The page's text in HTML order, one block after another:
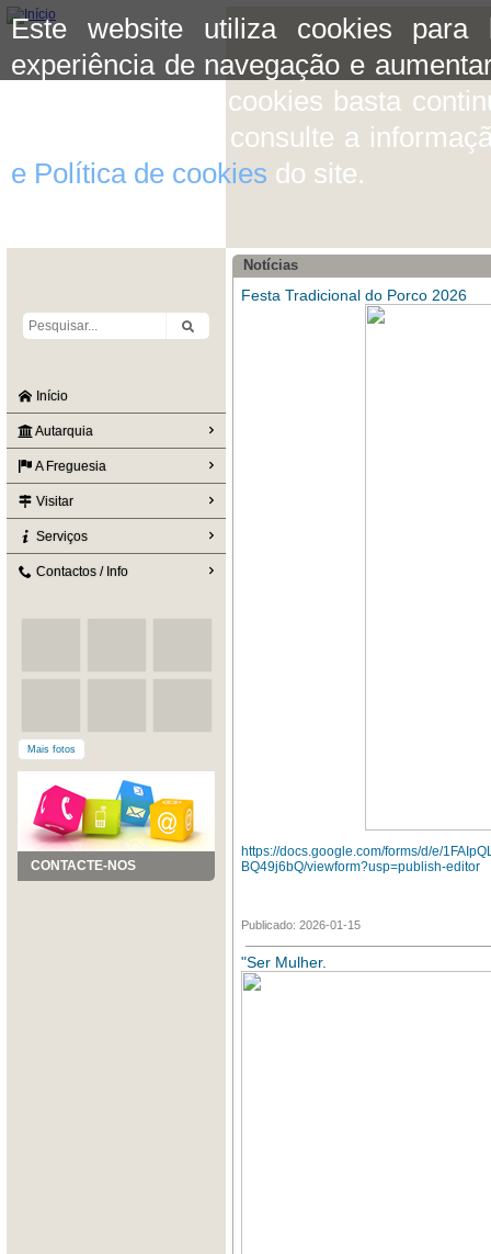
Este website utiliza cookies para
experiência de navegação e
aceitar o uso de cookies basta
mais informação consulte a
e Política de cookies do site.
Início
Autarquia
A Freguesia
Visitar
Serviços
Contactos / Info
Mais fotos
CONTACTE-NOS
Notícias
Festa Tradicional do Porco 2026
https://docs.google.com/forms/d/e/
BQ49j6bQ/viewform?usp=publish-editor
Publicado: 2026-01-15
"Ser Mulher.